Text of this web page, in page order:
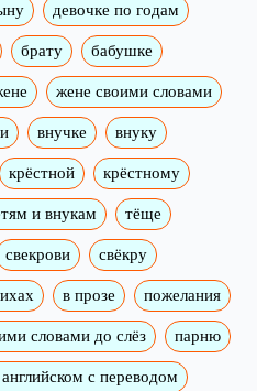
девочке по годам
брату бабушке
жене своими словами
внучке внуку
крёстной крёстному
и внукам тёще
свекрови свёкру
в прозе пожелания
словами до слёз парню
с переводом